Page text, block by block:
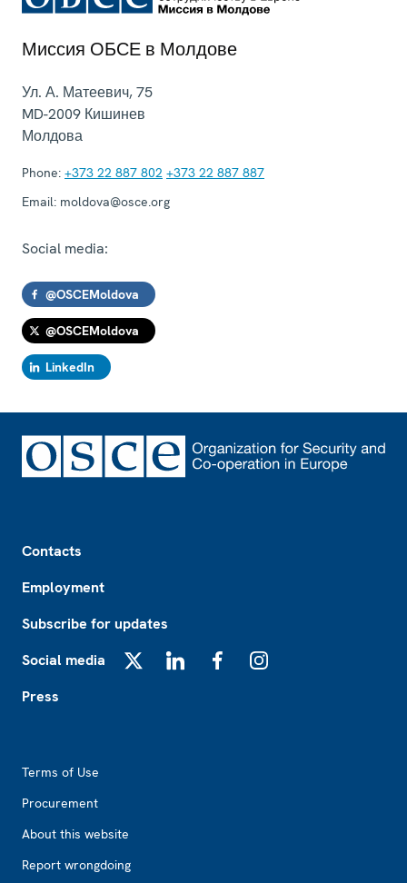
Миссия ОБСЕ в Молдове
Ул. А. Матеевич, 75
MD-2009 Кишинев
Молдова
Phone: +373 22 887 802 +373 22 887 887
Email: moldova@osce.org
Social media:
@OSCEMoldova
@OSCEMoldova
LinkedIn
Contacts
Employment
Subscribe for updates
Social media
Press
Terms of Use
Procurement
About this website
Report wrongdoing